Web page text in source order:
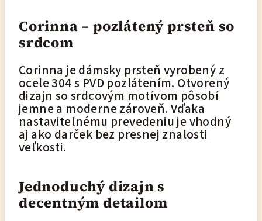
Corinna – pozlátený prsteň so
srdcom
Corinna je dámsky prsteň vyrobený z
ocele 304 s PVD pozlátením. Otvorený
dizajn so srdcovým motívom pôsobí
jemne a moderne zároveň. Vďaka
nastaviteľnému prevedeniu je vhodný
aj ako darček bez presnej znalosti
veľkosti.
Jednoduchý dizajn s
decentným detailom